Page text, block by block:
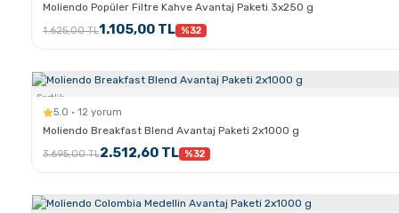
Moliendo Popüler Filtre Kahve Avantaj Paketi 3x250 g
1.625,00 TL1.105,00 TL %32
Sertlik:
5.0 · 12 yorum
Moliendo Breakfast Blend Avantaj Paketi 2x1000 g
3.695,00 TL2.512,60 TL %32